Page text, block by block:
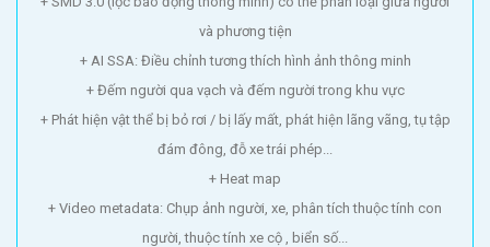
và phương tiện
+ AI SSA: Điều chỉnh tương thích hình ảnh thông minh
+ Đếm người qua vạch và đếm người trong khu vực
+ Phát hiện vật thể bị bỏ rơi / bị lấy mất, phát hiện lãng vãng, tụ tập
đám đông, đỗ xe trái phép...
+ Heat map
+ Video metadata: Chụp ảnh người, xe, phân tích thuộc tính con
người, thuộc tính xe cộ , biển số...